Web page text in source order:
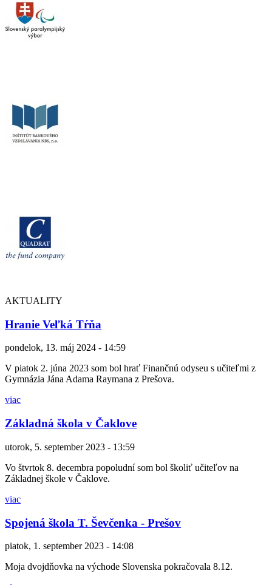
AKTUALITY
Hranie Veľká Tŕňa
pondelok, 13. máj 2024 - 14:59
V piatok 2. júna 2023 som bol hrať Finančnú odyseu s učiteľmi z
Gymnázia Jána Adama Raymana z Prešova.
viac
Základná škola v Čaklove
utorok, 5. september 2023 - 13:59
Vo štvrtok 8. decembra popoludní som bol školiť učiteľov na
Základnej škole v Čaklove.
viac
Spojená škola T. Ševčenka - Prešov
piatok, 1. september 2023 - 14:08
Moja dvojdňovka na východe Slovenska pokračovala 8.12.